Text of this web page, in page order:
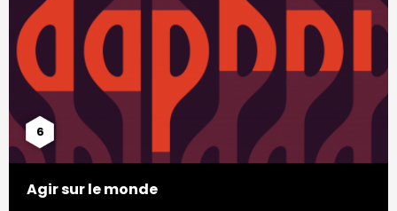
6
Agir sur le monde